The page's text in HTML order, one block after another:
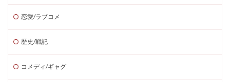
恋愛/ラブコメ
歴史/戦記
コメディ/ギャグ